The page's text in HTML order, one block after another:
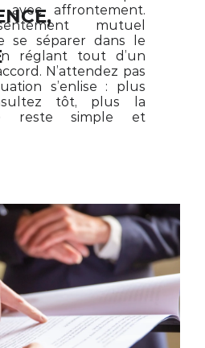
avec affrontement.
mutuel
se séparer dans le
réglant tout d’un
N’attendez pas
s’enlise : plus
tôt, plus la
reste simple et